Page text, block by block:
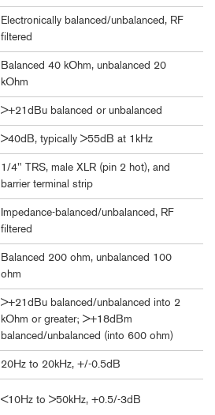
Electronically balanced/unbalanced, RF
filtered
Balanced 40 kOhm, unbalanced 20
kOhm
>+21dBu balanced or unbalanced
>40dB, typically >55dB at 1kHz
1/4" TRS, male XLR (pin 2 hot), and
barrier terminal strip
Impedance-balanced/unbalanced, RF
filtered
Balanced 200 ohm, unbalanced 100
ohm
>+21dBu balanced/unbalanced into 2
kOhm or greater; >+18dBm
balanced/unbalanced (into 600 ohm)
20Hz to 20kHz, +/-0.5dB
<10Hz to >50kHz, +0.5/-3dB